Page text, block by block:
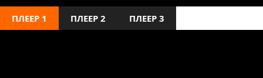
ПЛЕЕР 1 ПЛЕЕР 2 ПЛЕЕР 3